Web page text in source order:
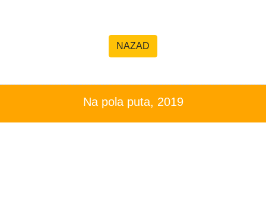
NAZAD
Na pola puta, 2019